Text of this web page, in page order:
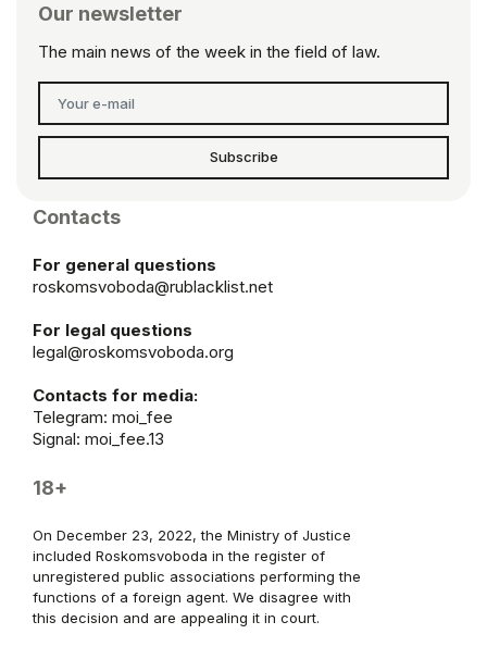
Our newsletter
The main news of the week in the field of law.
Subscribe
Contacts
For general questions
roskomsvoboda@rublacklist.net
For legal questions
legal@roskomsvoboda.org
Contacts for media:
Telegram: moi_fee
Signal: moi_fee.13
18+
On December 23, 2022, the Ministry of Justice
included Roskomsvoboda in the register of
unregistered public associations performing the
functions of a foreign agent. We disagree with
this decision and are appealing it in court.